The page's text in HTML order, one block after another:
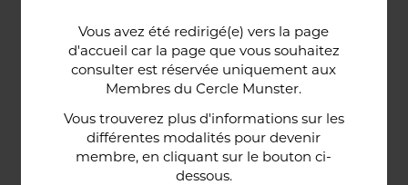
Vous avez été redirigé(e) vers la page
d'accueil car la page que vous souhaitez
consulter est réservée uniquement aux
Membres du Cercle Munster.
Vous trouverez plus d'informations sur les
différentes modalités pour devenir
membre, en cliquant sur le bouton ci-
dessous.
historique de la maison, relie le bar au restaurant ;
cette trace du passé rappelle la tradition du bien-
être en ces lieux et de l'accueil chaleureux qui
contribuent à la réputation de l'établissement. Ce
restaurant gastronomique a été entièrement
relooké en janvier 2020. Notre chef vous propose